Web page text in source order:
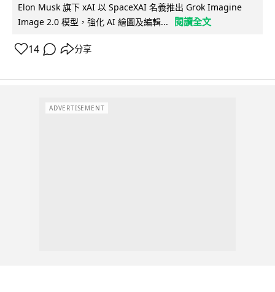
Elon Musk 旗下 xAI 以 SpaceXAI 名義推出 Grok Imagine
Image 2.0 模型，強化 AI 繪圖及編輯...
閱讀全文
14 分享
ADVERTISEMENT